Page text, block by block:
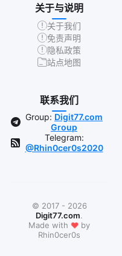
关于与说明
关于我们
免责声明
隐私政策
站点地图
联系我们
Group: Digit77.com
Group
Telegram:
@Rhin0cer0s2020
© 2017 - 2026
Digit77.com.
Made with ❤ by
Rhin0cer0s